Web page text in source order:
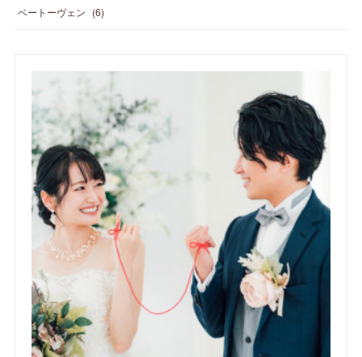
ベートーヴェン (6)